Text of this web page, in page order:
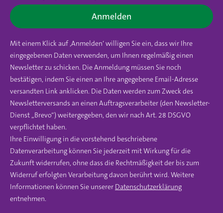
Anmelden
Mit einem Klick auf ‚Anmelden‘ willigen Sie ein, dass wir Ihre
eingegebenen Daten verwenden, um Ihnen regelmäßig einen
Newsletter zu schicken. Die Anmeldung müssen Sie noch
bestätigen, indem Sie einen an Ihre angegebene Email-Adresse
versandten Link anklicken. Die Daten werden zum Zweck des
Newsletterversands an einen Auftragsverarbeiter (den Newsletter-
Dienst „Brevo“) weitergegeben, den wir nach Art. 28 DSGVO
verpflichtet haben.
Ihre Einwilligung in die vorstehend beschriebene
Datenverarbeitung können Sie jederzeit mit Wirkung für die
Zukunft widerrufen, ohne dass die Rechtmäßigkeit der bis zum
Widerruf erfolgten Verarbeitung davon berührt wird. Weitere
Informationen können Sie unserer Datenschutzerklärung
entnehmen.